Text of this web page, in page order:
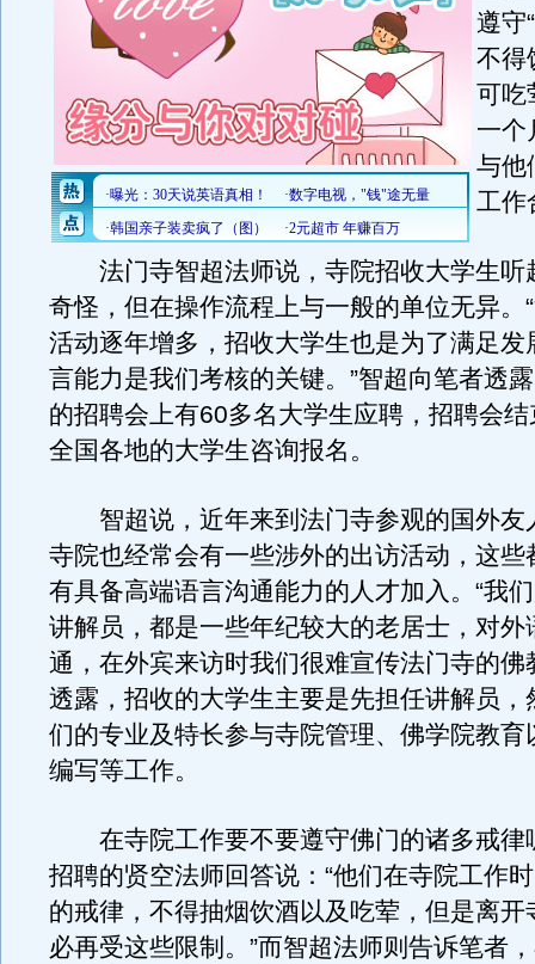
遵守
不得
可吃
一个
与他
工作
法门寺智超法师说，寺院招收大学生听
奇怪，但在操作流程上与一般的单位无异。
活动逐年增多，招收大学生也是为了满足发
言能力是我们考核的关键。”智超向笔者透
的招聘会上有60多名大学生应聘，招聘会
全国各地的大学生咨询报名。
智超说，近年来到法门寺参观的国外友
寺院也经常会有一些涉外的出访活动，这些
有具备高端语言沟通能力的人才加入。“我
讲解员，都是一些年纪较大的老居士，对外
通，在外宾来访时我们很难宣传法门寺的佛
透露，招收的大学生主要是先担任讲解员，
们的专业及特长参与寺院管理、佛学院教育
编写等工作。
在寺院工作要不要遵守佛门的诸多戒律
招聘的贤空法师回答说：“他们在寺院工作
的戒律，不得抽烟饮酒以及吃荤，但是离开
必再受这些限制。”而智超法师则告诉笔者